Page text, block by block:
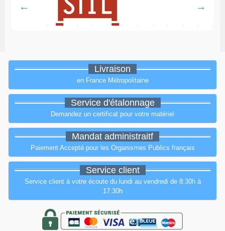
Livraison
en France Métropolitaine
Service d'étalonnage
Demandez un certificat pour votre matériel
Mandat administraitf
Paiement Accepté pour les Organismes Publics français
Service client
Service client à votre écoute du lundi au vendredi de 8:30h à
17:30h